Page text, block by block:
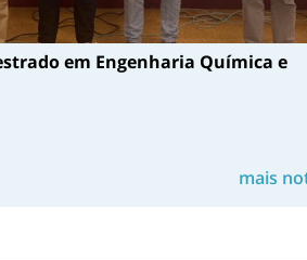
em Engenharia Química e
mais